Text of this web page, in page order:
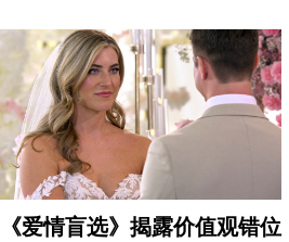
《爱情盲选》揭露价值观错位